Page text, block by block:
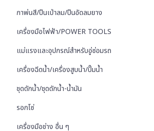
กาพ่นสี/ปืนเป่าลม/ปืนอัดลมยาง
เครื่องมือไฟฟ้า/POWER TOOLS
แม่แรงและอุปกรณ์สำหรับอู่ซ่อมรถ
เครื่องฉีดน้ำ/เครื่องสูบน้ำ/ปั๊มน้ำ
ชุดดักน้ำ/ชุดดักน้ำ-น้ำมัน
รอกโซ่
เครื่องมือช่าง อื่น ๆ